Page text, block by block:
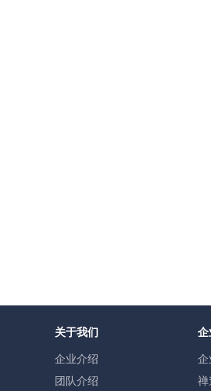
关于我们
企业介绍
团队介绍
企
企
禅